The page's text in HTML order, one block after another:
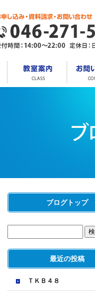
ブログトップ
最近の投稿
ＴＫＢ４８